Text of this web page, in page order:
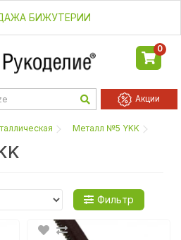
БИЖУТЕРИИ
0
Акции
Металл №5 YKK
Фильтр